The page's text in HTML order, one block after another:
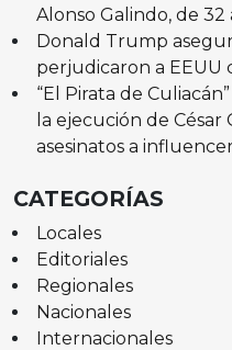
Alonso Galindo, de 32
Donald Trump
perjudicaron a EEUU
“El Pirata de
la ejecución de César
asesinatos a
CATEGORÍAS
Locales
Editoriales
Regionales
Nacionales
Internacionales